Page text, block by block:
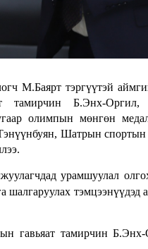
М.Баярт тэргүүтэй
Б.Энх-Оргил,
олимпын мөнгөн
Шатрын
урамшуулал
шалгаруулах тэмцээнүүдэд
гавьяат тамирчин